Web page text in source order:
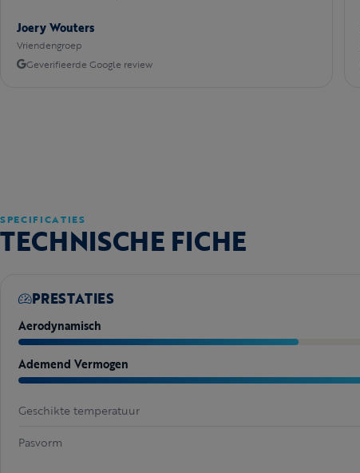
Joery Wouters
Vriendengroep
Geverifieerde Google review
SPECIFICATIES
TECHNISCHE FICHE
PRESTATIES
Aerodynamisch
Ademend Vermogen
Geschikte temperatuur
Pasvorm